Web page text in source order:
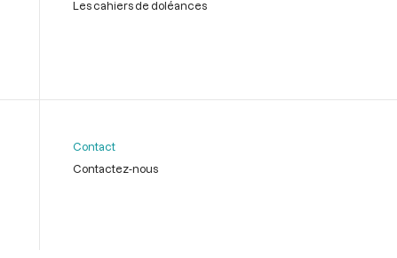
Les cahiers de doléances
Contact
Contactez-nous